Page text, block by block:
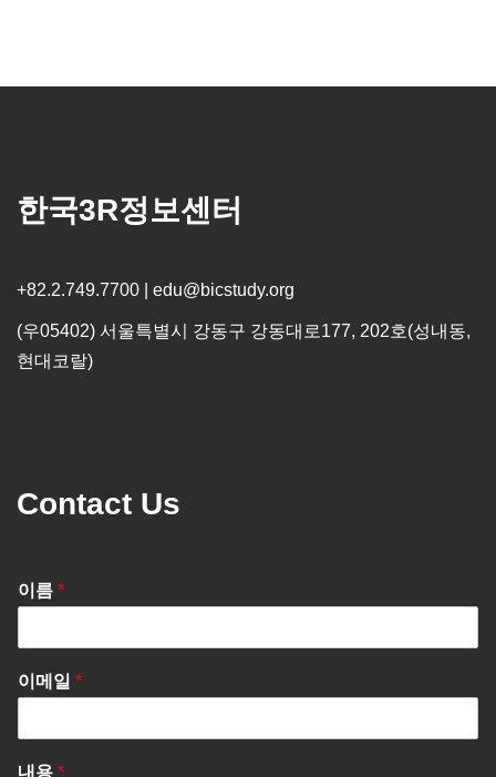
한국3R정보센터
+82.2.749.7700 | edu@bicstudy.org
(우05402) 서울특별시 강동구 강동대로177, 202호(성내동,
현대코랄)
Contact Us
이름 *
이메일 *
내용 *